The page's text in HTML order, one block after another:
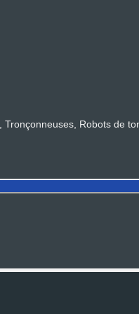
Robots de